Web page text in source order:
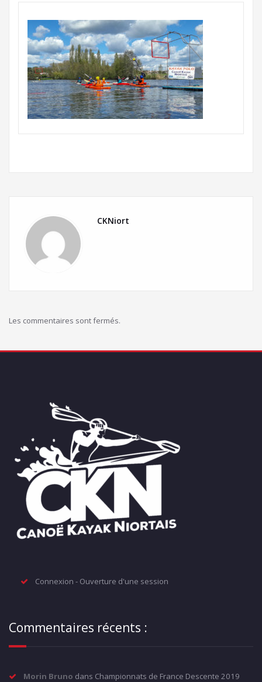
CKNiort
Les commentaires sont fermés.
Connexion - Ouverture d'une session
Commentaires récents :
Morin Bruno dans Championnats de France Descente 2019